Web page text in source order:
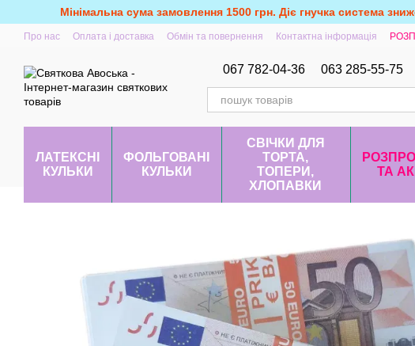
Перейти до основного контенту
Мінімальна сума замовлення 1500 грн. Діє гнучка система
Про нас Оплата і доставка Обмін та повернення Контактна інформація
067 782-04-36 063 285-55-75
ЛАТЕКСНІ
КУЛЬКИ
ФОЛЬГОВАНІ
КУЛЬКИ
СВІЧКИ ДЛЯ
ТОРТА,
ТОПЕРИ,
ХЛОПАВКИ
ТА